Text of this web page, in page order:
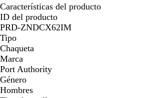
Características del producto
ID del producto
PRD-ZNDCX62IM
Tipo
Chaqueta
Marca
Port Authority
Género
Hombres